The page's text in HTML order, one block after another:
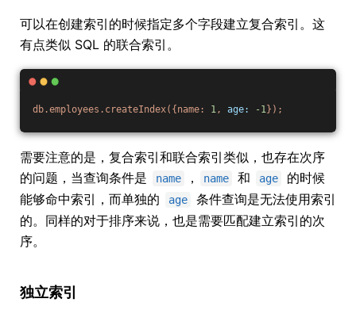
可以在创建索引的时候指定多个字段建立复合索引。这
有点类似 SQL 的联合索引。
db.employees.createIndex({name: 1, age: -1});
需要注意的是，复合索引和联合索引类似，也存在次序
的问题，当查询条件是
name ， name 和 age
的时候
能够命中索引，而单独的
age
条件查询是无法使用索引
的。同样的对于排序来说，也是需要匹配建立索引的次
序。
独立索引